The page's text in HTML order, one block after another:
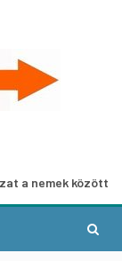
közötti